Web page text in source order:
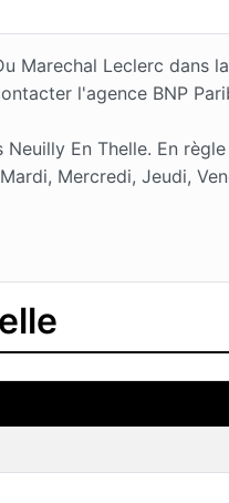
Marechal Leclerc dans
l'agence BNP
En Thelle. En
Mercredi, Jeudi,